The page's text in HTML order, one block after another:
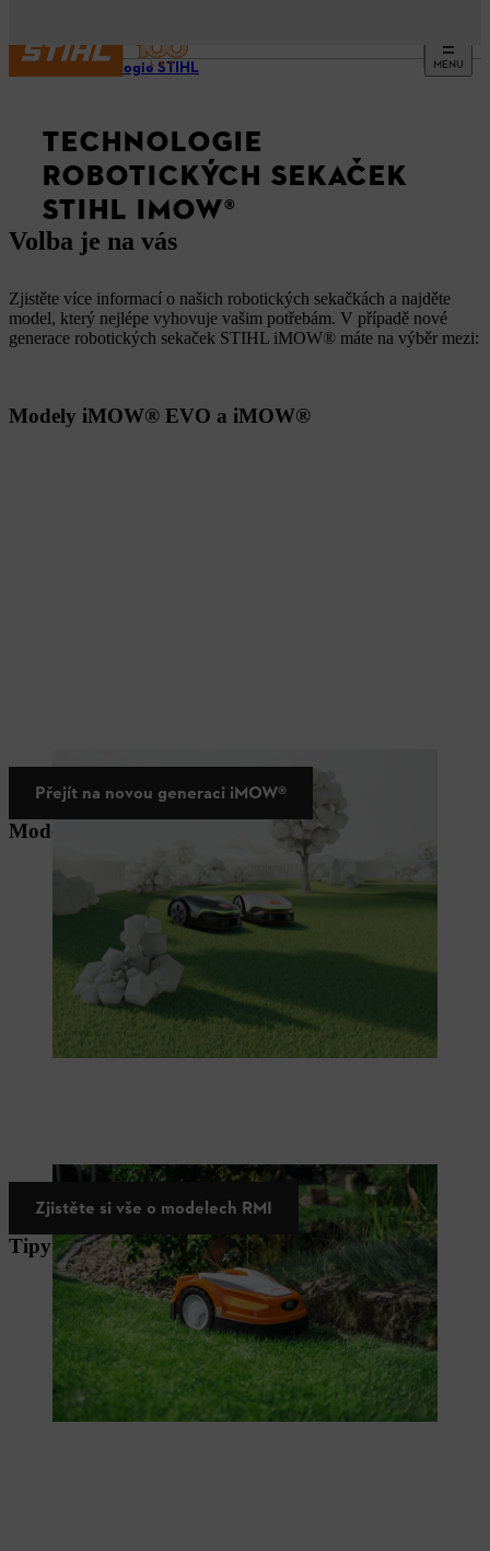
MENU
Technologie STIHL
TECHNOLOGIE
ROBOTICKÝCH SEKAČEK
STIHL IMOW®
Volba je na vás
Zjistěte více informací o našich robotických sekačkách a najděte
model, který nejlépe vyhovuje vašim potřebám. V případě nové
generace robotických sekaček STIHL iMOW® máte na výběr mezi:
Modely iMOW® EVO a iMOW®
Přejít na novou generaci iMOW®
Modely RMI
Zjistěte si vše o modelech RMI
Tipy pro práci se STIHL iMOW®